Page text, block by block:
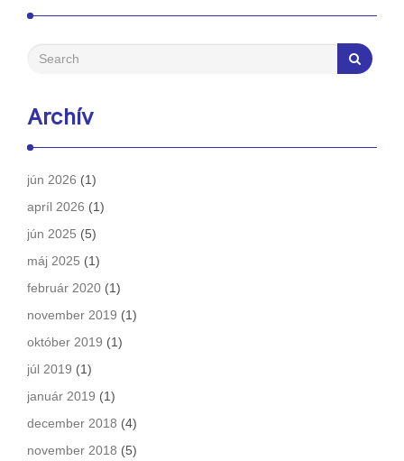
Archív
jún 2026 (1)
apríl 2026 (1)
jún 2025 (5)
máj 2025 (1)
február 2020 (1)
november 2019 (1)
október 2019 (1)
júl 2019 (1)
január 2019 (1)
december 2018 (4)
november 2018 (5)